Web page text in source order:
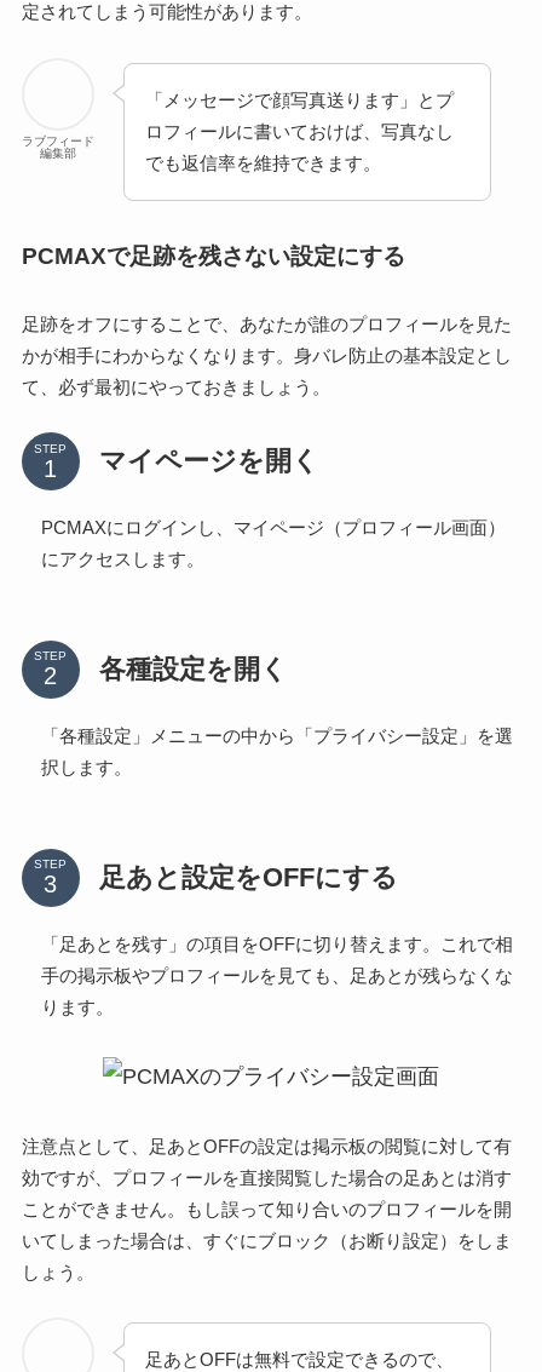
定されてしまう可能性があります。
ラブフィード
編集部
「メッセージで顔写真送ります」とプ
ロフィールに書いておけば、写真なし
でも返信率を維持できます。
PCMAXで足跡を残さない設定にする
足跡をオフにすることで、あなたが誰のプロフィールを見た
かが相手にわからなくなります。身バレ防止の基本設定とし
て、必ず最初にやっておきましょう。
STEP マイページを開く
PCMAXにログインし、マイページ（プロフィール画面）
にアクセスします。
STEP 各種設定を開く
「各種設定」メニューの中から「プライバシー設定」を選
択します。
STEP 足あと設定をOFFにする
「足あとを残す」の項目をOFFに切り替えます。これで相
手の掲示板やプロフィールを見ても、足あとが残らなくな
ります。
注意点として、足あとOFFの設定は掲示板の閲覧に対して有
効ですが、プロフィールを直接閲覧した場合の足あとは消す
ことができません。もし誤って知り合いのプロフィールを開
いてしまった場合は、すぐにブロック（お断り設定）をしま
しょう。
足あとOFFは無料で設定できるので、